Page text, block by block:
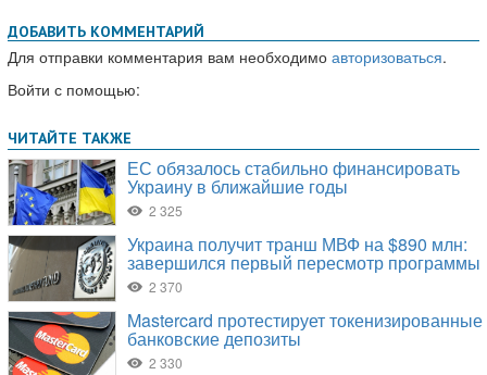
ДОБАВИТЬ КОММЕНТАРИЙ
Для отправки комментария вам необходимо авторизоваться.
Войти с помощью: